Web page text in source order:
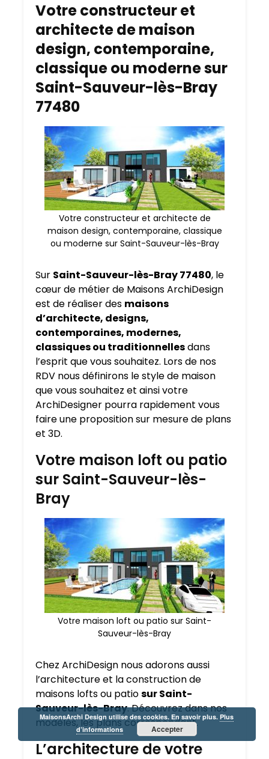
Votre constructeur et
architecte de maison
design, contemporaine,
classique ou moderne sur
Saint-Sauveur-lès-Bray
77480
Votre constructeur et architecte de
maison design, contemporaine, classique
ou moderne sur Saint-Sauveur-lès-Bray
Sur Saint-Sauveur-lès-Bray 77480, le
cœur de métier de Maisons ArchiDesign
est de réaliser des maisons
d’architecte, designs,
contemporaines, modernes,
classiques ou traditionnellesdans
l’esprit que vous souhaitez. Lors de nos
RDV nous définirons le style de maison
que vous souhaitez et ainsi votre
ArchiDesigner pourra rapidement vous
faire une proposition sur mesure de plans
et 3D.
Votre maison loft ou patio
sur Saint-Sauveur-lès-
Bray
Votre maison loft ou patio sur Saint-
Sauveur-lès-Bray
Chez ArchiDesign nous adorons aussi
l’architecture et la construction de
maisons lofts ou patiosur Saint-
Sauveur-lès-Bray. Découvrez dans nos
modèles, les plans correspondant.
L’architecture de votre
MaisonsArchi Design utilise des cookies. En savoir plus.Plus
d’informations
Accepter